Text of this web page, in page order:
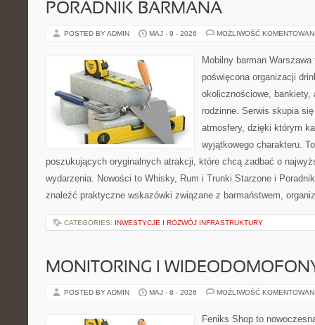
PORADNIK BARMANA
POSTED BY ADMIN MAJ - 9 - 2026 MOŻLIWOŚĆ
Mobilny barman
poświęcona organizacji
okolicznościowe,
rodzinne. Serwis skupia
atmosfery, dzięki którym
wyjątkowego charakteru.
poszukujących oryginalnych atrakcji, które chcą zadbać o
wydarzenia. Nowości to Whisky, Rum i Trunki Starzone i
znaleźć praktyczne wskazówki związane z barmaństwem,
CATEGORIES: INWESTYCJE I ROZWÓJ INFRASTRUKTURY
MONITORING I
POSTED BY ADMIN MAJ - 8 - 2026 MOŻLIWOŚĆ
Feniks Shop to